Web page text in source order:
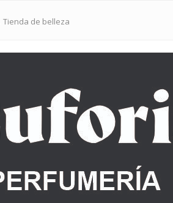
Tienda de belleza